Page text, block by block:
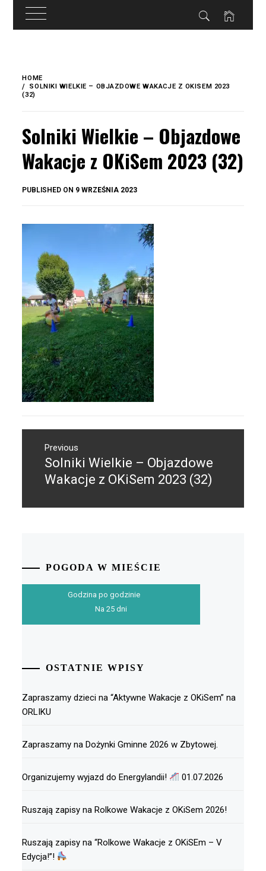
treści
content
HOME
SOLNIKI WIELKIE – OBJAZDOWE WAKACJE Z OKISEM 2023
(32)
Solniki Wielkie – Objazdowe
Wakacje z OKiSem 2023 (32)
PUBLISHED ON 9 WRZEŚNIA 2023
wpisuPrevious
Previous
post:
Solniki Wielkie – Objazdowe
Wakacje z OKiSem 2023 (32)
POGODA W MIEŚCIE
Godzina po godzinie
Na 25 dni
OSTATNIE WPISY
Zapraszamy dzieci na “Aktywne Wakacje z OKiSem” na
ORLIKU
Zapraszamy na Dożynki Gminne 2026 w Zbytowej.
Organizujemy wyjazd do Energylandii! 01.07.2026
Ruszają zapisy na Rolkowe Wakacje z OKiSem 2026!
Ruszają zapisy na “Rolkowe Wakacje z OKiSEm – V
Edycja!”!